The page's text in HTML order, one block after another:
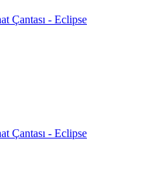
Çantası - Eclipse
Çantası - Eclipse